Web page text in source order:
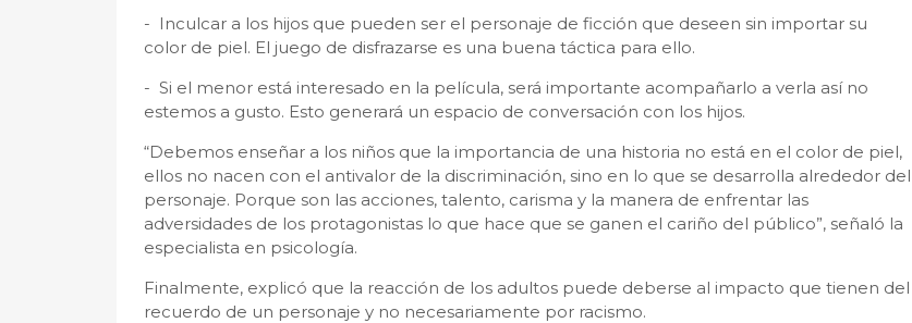
- Inculcar a los hijos que pueden ser el personaje de ficción que deseen sin importar su
color de piel. El juego de disfrazarse es una buena táctica para ello.
- Si el menor está interesado en la película, será importante acompañarlo a verla así no
estemos a gusto. Esto generará un espacio de conversación con los hijos.
“Debemos enseñar a los niños que la importancia de una historia no está en el color de piel,
ellos no nacen con el antivalor de la discriminación, sino en lo que se desarrolla alrededor del
personaje. Porque son las acciones, talento, carisma y la manera de enfrentar las
adversidades de los protagonistas lo que hace que se ganen el cariño del público”, señaló la
especialista en psicología.
Finalmente, explicó que la reacción de los adultos puede deberse al impacto que tienen del
recuerdo de un personaje y no necesariamente por racismo.